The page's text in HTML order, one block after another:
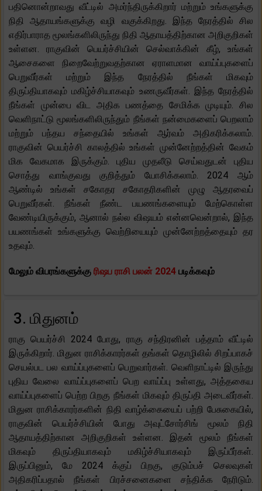
பதினொன்றாவது வீட்டில் அமர்ந்திருக்கிறார் மற்றும் உங்களுக்கு
நிதி ஆதாயங்களுக்கு வழி வகுக்கிறது. இந்த நேரத்தில் சில
எதிர்பாராத மூலங்களிலிருந்து நிதி ஆதாயத்திற்கான அறிகுறிகள்
உள்ளன. ராகுவின் பெயர்ச்சியின் செல்வாக்கின் கீழ், உங்கள்
ஆசைகளை நிறைவேற்றுவதற்கான ஏராளமான வாய்ப்புகளைப்
பெறுவீர்கள் மற்றும் இந்த நேரத்தில் நீங்கள் மிகவும்
திருப்தியாகவும் மகிழ்ச்சியாகவும் உணருவீர்கள். இந்த நேரத்தில்
நீங்கள் முன்பை விட அதிக பணத்தை சேமிக்க முடியும். சில
வெளிநாட்டு மூலங்களிலிருந்தும் நீங்கள் நன்மைகளைப் பெறலாம்
மற்றும் பந்தய சந்தையில் உங்கள் ஆர்வம் அதிகரிக்கலாம்.
ராகுவின் பெயர்ச்சி காலத்தில் உங்கள் முன்னேற்றத்தின் வேகம்
மிக வேகமாக இருக்கும். புதிய முதலீடு செய்வதுடன் புதிய
சொத்து வாங்குவது குறித்தும் யோசிக்கலாம். 2024 ஆம்
ஆண்டில் உங்கள் சகோதர சகோதரிகளின் முழு ஆதரவைப்
பெறுவீர்கள். நீங்கள் நீண்ட பயணங்களையும் மேற்கொள்ள
வேண்டியிருக்கும், ஆனால் நல்ல விஷயம் என்னவென்றால், இந்த
பயணங்கள் உங்களுக்கு வெற்றியையும் முன்னேற்றத்தையும் தர
உதவும்.
மேலும் விபரங்களுக்கு ரிஷப ராசி பலன் 2024 படிக்கவும்
3. மிதுனம்
ராகு பெயர்ச்சி 2024 போது, ​​ராகு சந்திரனின் பத்தாம் வீட்டில்
இருக்கிறார். மிதுன ராசிக்காரர்கள் தங்கள் தொழிலில் சிறப்பாகச்
செயல்பட பல வாய்ப்புகளைப் பெறுவார்கள். வெளிநாட்டில் இருந்து
புதிய வேலை வாய்ப்புகளைப் பெற வாய்ப்பு உள்ளது, அத்தகைய
வாய்ப்புகளைப் பெற்ற பிறகு நீங்கள் மிகவும் திருப்தி அடைவீர்கள்.
மிதுன ராசிக்காரர்களின் நிதி வாழ்க்கையைப் பற்றி பேசுகையில்,
ராகுவின் பெயர்ச்சியின் போது அவுட்சோர்சிங் மூலம் நிதி
ஆதாயத்திற்கான அறிகுறிகள் உள்ளன. இதன் மூலம் நீங்கள்
மிகவும் திருப்தியாகவும் மகிழ்ச்சியாகவும் இருப்பீர்கள்.
இருப்பினும், மே 2024 க்குப் பிறகு, குடும்பச் செலவுகள்
அதிகரிப்பதால் நீங்கள் பிரச்சனைகளை சந்திக்க நேரிடும்.